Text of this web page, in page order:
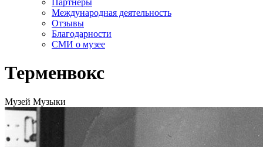
Международная деятельность
Отзывы
Благодарности
СМИ о музее
Терменвокс
Музей Музыки